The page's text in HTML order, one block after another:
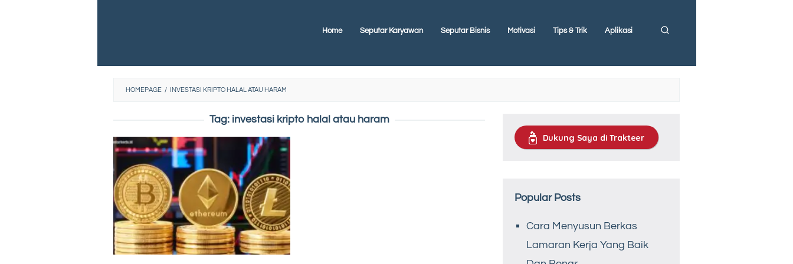
Home Seputar Karyawan Seputar Bisnis Motivasi Tips & Trik Aplikasi
HOMEPAGE / INVESTASI KRIPTO HALAL ATAU HARAM
Tag: investasi kripto halal atau haram
Dukung Saya di Trakteer
Popular Posts
Cara Menyusun Berkas
Lamaran Kerja Yang Baik